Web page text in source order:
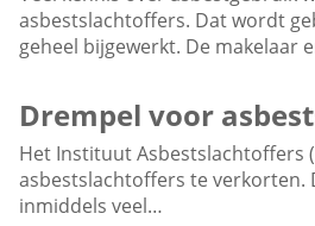
asbestslachtoffers. Dat wordt
geheel bijgewerkt. De makelaar
Drempel voor
Het Instituut Asbestslachtoffers
asbestslachtoffers te verkorten.
inmiddels veel…